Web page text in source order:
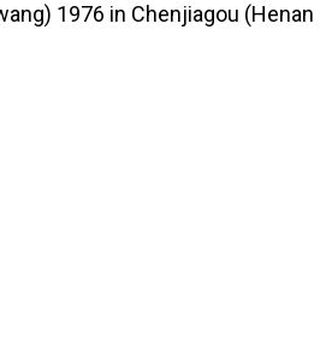
1976 in Chenjiagou (Henan